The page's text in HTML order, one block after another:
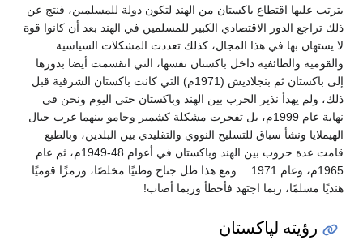
يترتب عليها اقتطاع باكستان من الهند لتكون دولة للمسلمين، فنتج عن
ذلك تراجع الدور الاقتصادي الكبير للمسلمين في الهند بعد أن كانوا قوة
لا يستهان بها في هذا المجال، كذلك تعددت المشكلات السياسية
والقومية والطائفية داخل باكستان نفسها، التي انقسمت أيضا بدورها
إلى باكستان ثم بنجلاديش (1971م) التي كانت باكستان الشرقية قبل
ذلك، ولم يهدأ نذير الحرب بين الهند وباكستان حتى اليوم ونحن في
نهاية عام 1999م، بل تفجرت مشكلة كشمير وجامو بينهما غرب جبال
الهيملايا ونشأ سباق للتسليح النووي والتقليدي بين البلدين، وبالطبع
قامت عدة حروب بين الهند وباكستان في أعوام 48-1949م، ثم عام
1965م، وعام 1971… ومع هذا ظل جناح وطنيًا مخلصًا، ورمزًا قوميًا
هنديًا مسلمًا، ربما اجتهد فأخطأ وربما أصاب!
رؤيته لپاكستان